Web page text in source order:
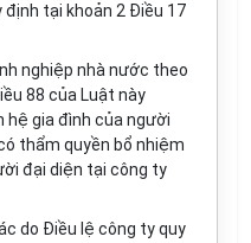
tại khoản 2 Điều 17
nghiệp nhà nước theo
88 của Luật này
hệ gia đình của người
thẩm quyền bổ nhiệm
đại diện tại công ty
do Điều lệ công ty quy